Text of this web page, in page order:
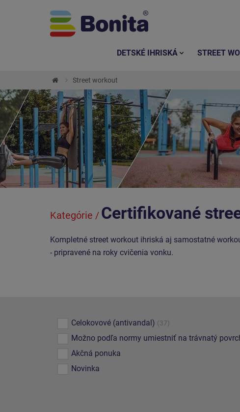
Street workout
Kategórie / Certifikované
Kompletné street workout ihriská aj samostatné
- pripravené na roky cvičenia vonku.
Celokovové (antivandal) (37)
Možno podľa normy umiestniť na trávnatý
Akčná ponuka
Novinka
DETSKÉ IHRISKÁ STREET